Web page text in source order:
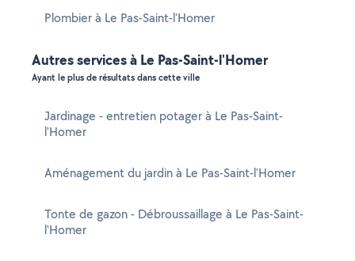
Plombier à Le Pas-Saint-l'Homer
Autres services à Le Pas-Saint-l'Homer
Ayant le plus de résultats dans cette ville
Jardinage - entretien potager à Le Pas-Saint-
l'Homer
Aménagement du jardin à Le Pas-Saint-l'Homer
Tonte de gazon - Débroussaillage à Le Pas-Saint-
l'Homer